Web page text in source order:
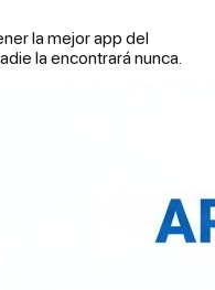
la mejor app del
la encontrará nunca.